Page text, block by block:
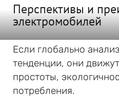
Перспективы и
электромобилей
Если глобально
тенденции, они
простоты,
потребления.